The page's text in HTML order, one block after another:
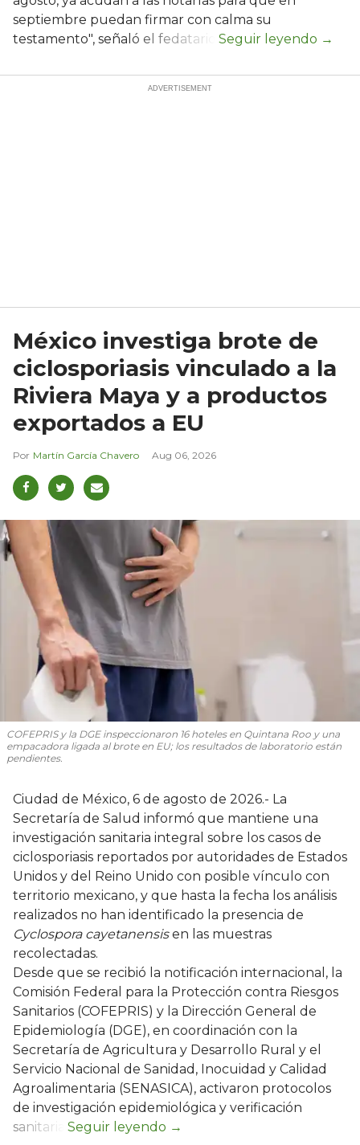
septiembre puedan firmar con calma su
testamento", señaló el fedatario.
México investiga brote de
ciclosporiasis vinculado a la
Riviera Maya y a productos
exportados a EU
Martín García Chavero Aug 06, 2026
COFEPRIS y la DGE inspeccionaron 16 hoteles en Quintana Roo y una
empacadora ligada al brote en EU; los resultados de laboratorio están
pendientes.
Ciudad de México, 6 de agosto de 2026.- La
Secretaría de Salud informó que mantiene una
investigación sanitaria integral sobre los casos de
ciclosporiasis reportados por autoridades de Estados
Unidos y del Reino Unido con posible vínculo con
territorio mexicano, y que hasta la fecha los análisis
realizados no han identificado la presencia de
Cyclospora cayetanensisen las muestras
recolectadas.
Desde que se recibió la notificación internacional, la
Comisión Federal para la Protección contra Riesgos
Sanitarios (COFEPRIS) y la Dirección General de
Epidemiología (DGE), en coordinación con la
Secretaría de Agricultura y Desarrollo Rural y el
Servicio Nacional de Sanidad, Inocuidad y Calidad
Agroalimentaria (SENASICA), activaron protocolos
de investigación epidemiológica y verificación
sanitaria.